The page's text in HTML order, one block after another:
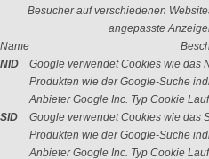
Besucher auf verschiedenen
angepasste
Name
NID
Google verwendet Cookies wie das
Produkten wie der Google-Suche
Anbieter Google Inc. Typ Cookie
SID
Google verwendet Cookies wie das
Produkten wie der Google-Suche
Anbieter Google Inc. Typ Cookie